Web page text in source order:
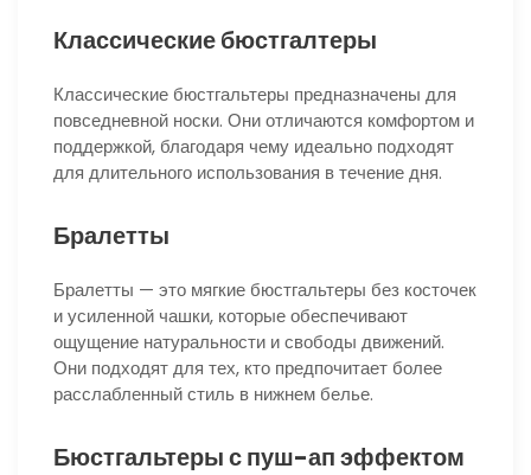
Классические бюстгалтеры
Классические бюстгальтеры предназначены для
повседневной носки. Они отличаются комфортом и
поддержкой, благодаря чему идеально подходят
для длительного использования в течение дня.
Бралетты
Бралетты — это мягкие бюстгальтеры без косточек
и усиленной чашки, которые обеспечивают
ощущение натуральности и свободы движений.
Они подходят для тех, кто предпочитает более
расслабленный стиль в нижнем белье.
Бюстгальтеры с пуш-ап эффектом